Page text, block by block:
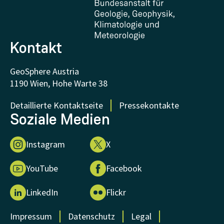
FAQ - Häufig gestellte Fragen
Forschung unterstützen
Kontakt
GeoSphere Austria
1190 Wien, Hohe Warte 38
Detaillierte Kontaktseite
Pressekontakte
Soziale Medien
Instagram X
YouTube Facebook
LinkedIn Flickr
Impressum Datenschutz
Legal